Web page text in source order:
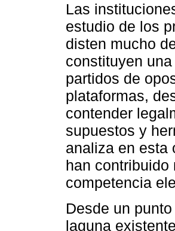
Las
estudio de los
disten mucho
constituyen
partidos de
plataformas,
contender
supuestos y
analiza en esta
han contribuido
competencia
Desde un
laguna